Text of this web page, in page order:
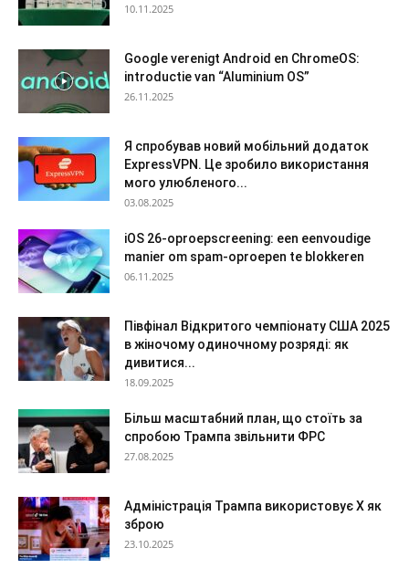
10.11.2025
Google verenigt Android en ChromeOS:
introductie van “Aluminium OS”
26.11.2025
Я спробував новий мобільний додаток
ExpressVPN. Це зробило використання
мого улюбленого...
03.08.2025
iOS 26-oproepscreening: een eenvoudige
manier om spam-oproepen te blokkeren
06.11.2025
Півфінал Відкритого чемпіонату США 2025
в жіночому одиночному розряді: як
дивитися...
18.09.2025
Більш масштабний план, що стоїть за
спробою Трампа звільнити ФРС
27.08.2025
Адміністрація Трампа використовує X як
зброю
23.10.2025